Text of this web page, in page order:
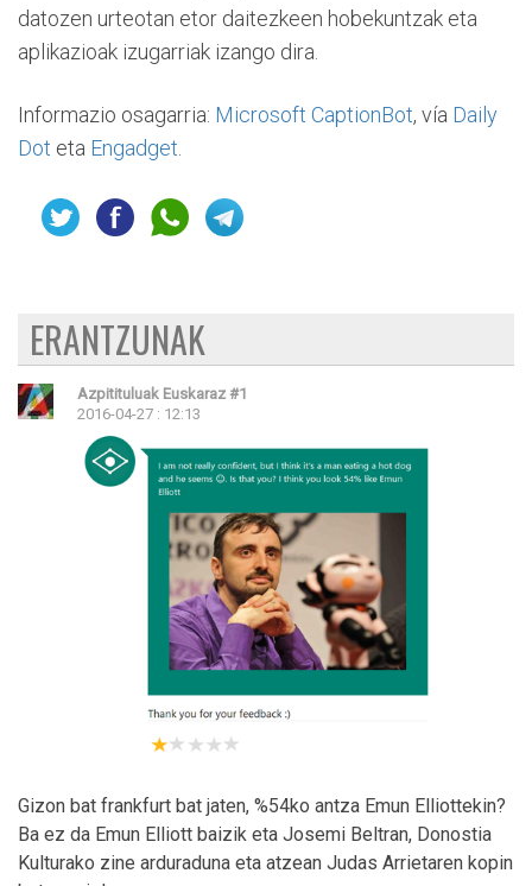
datozen urteotan etor daitezkeen hobekuntzak eta
aplikazioak izugarriak izango dira.
Informazio osagarria: Microsoft CaptionBot, vía Daily
Dot eta Engadget.
ERANTZUNAK
Azpitituluak Euskaraz #1
2016-04-27 : 12:13
Gizon bat frankfurt bat jaten, %54ko antza Emun Elliottekin?
Ba ez da Emun Elliott baizik eta Josemi Beltran, Donostia
Kulturako zine arduraduna eta atzean Judas Arrietaren kopin